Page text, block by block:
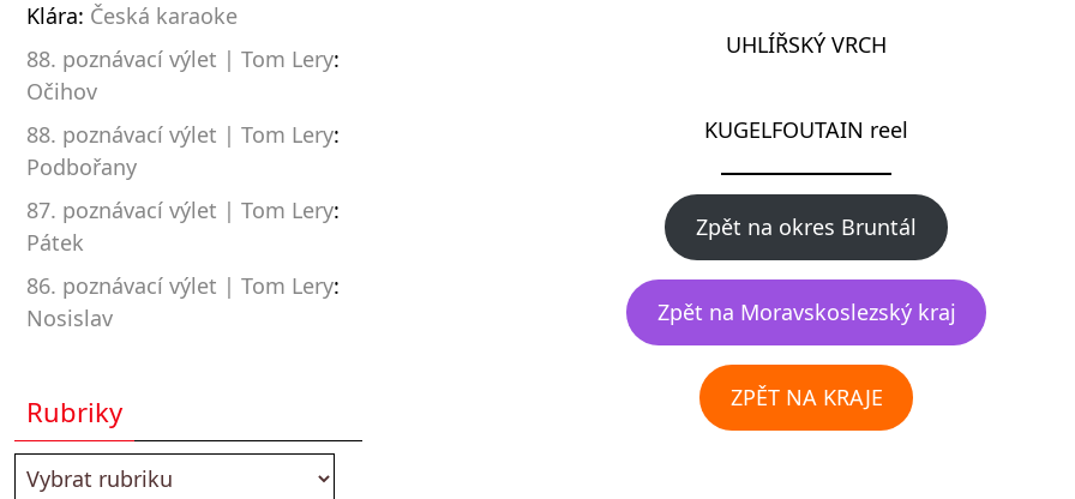
UHLÍŘSKÝ VRCH
KUGELFOUTAIN reel
Zpět na okres Bruntál
Zpět na Moravskoslezský kraj
ZPĚT NA KRAJE
Klára: Česká karaoke
88. poznávací výlet | Tom Lery:
Očihov
88. poznávací výlet | Tom Lery:
Podbořany
87. poznávací výlet | Tom Lery:
Pátek
86. poznávací výlet | Tom Lery:
Nosislav
Rubriky